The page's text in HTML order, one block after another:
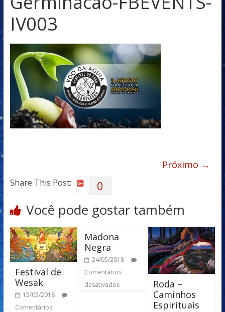
IV003
Próximo →
Share This Post: 0
Você pode gostar também
Festival de
Wesak
15/05/2018
Comentários
Madona
Negra
24/05/2018
Comentários
desativados
Roda –
Caminhos
Espirituais